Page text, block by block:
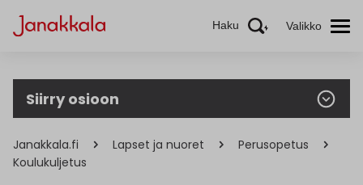
Haku Valikko
Siirry osioon
Janakkala.fi Lapset ja nuoret
Perusopetus
Koulukuljetus